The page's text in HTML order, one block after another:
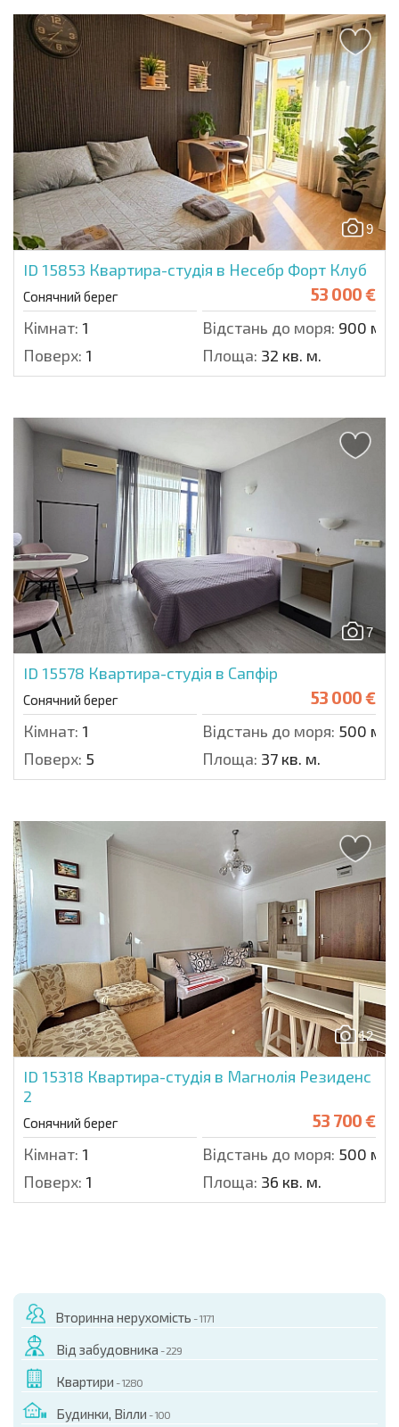
9
ID 15853 Квартира-студія в Несебр Форт Клуб
Сонячний берег 53 000 €
Кімнат: 1 Відстань до моря: 900 м.
Поверх: 1 Площа: 32 кв. м.
7
ID 15578 Квартира-студія в Сапфір
Сонячний берег 53 000 €
Кімнат: 1 Відстань до моря: 500 м.
Поверх: 5 Площа: 37 кв. м.
12
ID 15318 Квартира-студія в Магнолія Резиденс
2
Сонячний берег 53 700 €
Кімнат: 1 Відстань до моря: 500 м.
Поверх: 1 Площа: 36 кв. м.
Вторинна нерухомість - 1171
Від забудовника - 229
Квартири - 1280
Будинки, Вілли - 100